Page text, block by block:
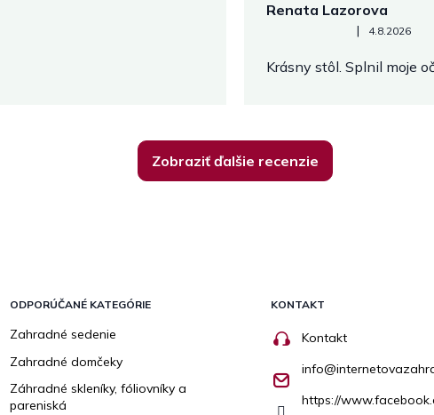
Renata Lazorova
Hodnotenie obchodu je 5 z
| 4.8.2026
Krásny stôl. Splnil moje
Zobraziť ďalšie recenzie
ODPORÚČANÉ KATEGÓRIE
Zahradné sedenie
Zahradné domčeky
Záhradné skleníky, fóliovníky a
pareniská
KONTAKT
Kontakt
info@
https://